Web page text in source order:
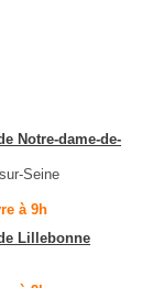
Notre-dame-de-
Seine
à 9h
Lillebonne